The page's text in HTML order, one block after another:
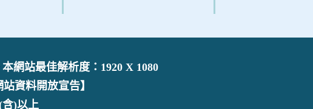
網站最佳解析度：1920 X 1080
站資料開放宣告】
)以上